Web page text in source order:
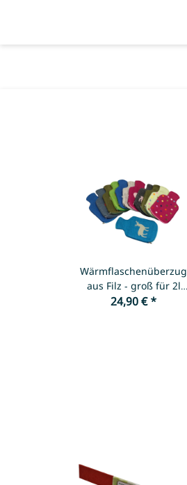
Wärmflaschenüberzug
aus Filz - groß für 2l
Flasche
24,90 €*